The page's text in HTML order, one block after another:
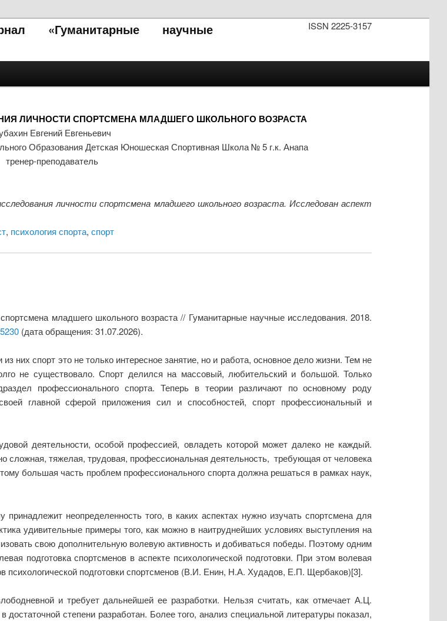
ISSN 2225-3157
«Гуманитарные научные
ЛИЧНОСТИ СПОРТСМЕНА МЛАДШЕГО ШКОЛЬНОГО ВОЗРАСТА
Евгений Евгеньевич
Образования Детская Юношеская Спортивная Школа № 5 г.к. Анапа
тренер-преподаватель
личности спортсмена младшего школьного возраста. Исследован аспект
, психология спорта, спорт
младшего школьного возраста // Гуманитарные научные исследования. 2018.
(дата обращения: 31.07.2026).
спорт это не только интересное занятие, но и работа, основное дело жизни. Тем не
не существовало. Спорт делился на массовый, любительский и большой. Только
профессионального спорта. Теперь в теории различают по основному роду
главной сферой приложения сил и способностей, спорт профессиональный и
деятельности, особой профессией, овладеть которой может далеко не каждый.
сложная, тяжелая, трудовая, профессиональная деятельность, требующая от человека
большая часть проблем профессионального спорта должна решаться в рамках наук,
неопределенность того, в каких аспектах нужно изучать спортсмена для
удивительные примеры того, как можно в наитруднейших условиях выступления на
свою дополнительную волевую активность и добиваться победы. Поэтому одним
подготовка спортсменов в аспекте психологической подготовки. При этом волевая
психологической подготовки спортсменов (В.И. Енин, Н.А. Худадов, Е.П. Щербаков)[3].
и требует дальнейшей ее разработки. Нельзя считать, как отмечает А.Ц.
достаточной степени разработан. Более того, анализ специальной литературы показал,